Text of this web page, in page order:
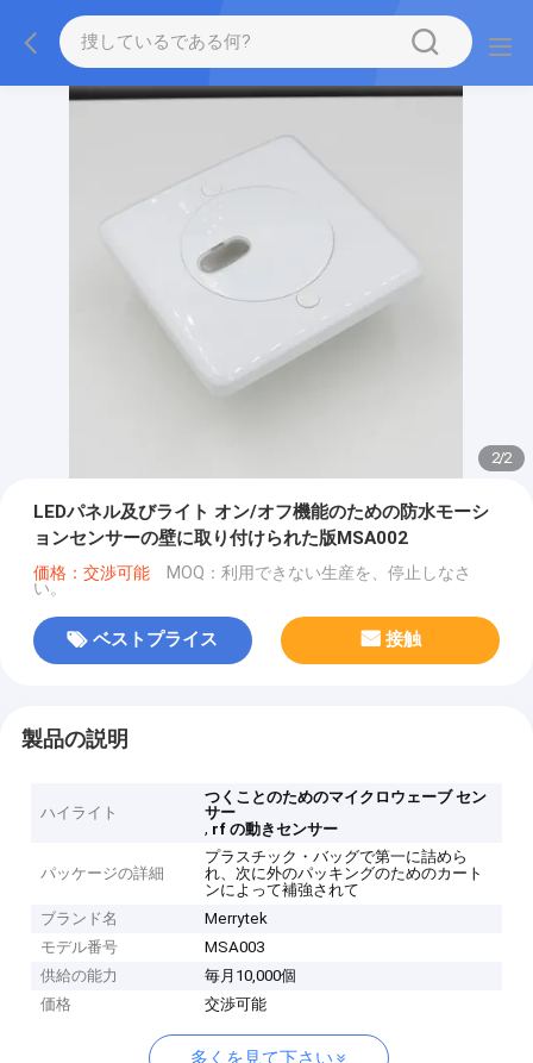
2/2
LEDパネル及びライト オン/オフ機能のための防水モーシ
ョンセンサーの壁に取り付けられた版MSA002
価格：交渉可能 MOQ：利用できない生産を、停止しなさ
い。
ベストプライス 接触
製品の説明
ハイライト
つくことのためのマイクロウェーブ セン
サー
, rf の動きセンサー
パッケージの詳細
プラスチック・バッグで第一に詰めら
れ、次に外のパッキングのためのカート
ンによって補強されて
ブランド名
Merrytek
モデル番号
MSA003
供給の能力
毎月10,000個
価格
交渉可能
多くを見て下さい